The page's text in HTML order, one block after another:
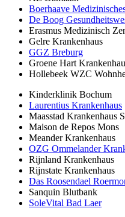
Boerhaave
De Boog
Erasmus Medizinisch
Gelre Krankenhaus
GGZ Breburg
Groene Hart
Hollebeek WZC
Kinderklinik Bochum
Laurentius Krankenhaus
Maasstad Krankenhaus
Maison de Repos Mons
Meander Krankenhaus
OZG Ommelander
Rijnland Krankenhaus
Rijnstate Krankenhaus
Das Roosendael
Sanquin Blutbank
SoleVital Bad Laer